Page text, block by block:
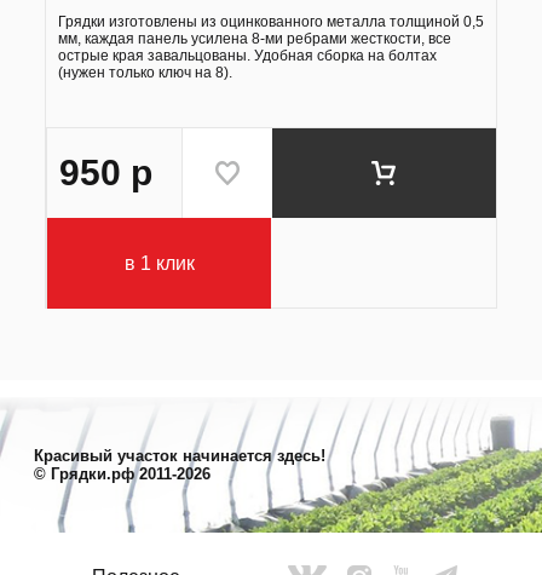
Грядки изготовлены из оцинкованного металла толщиной 0,5
мм, каждая панель усилена 8-ми ребрами жесткости, все
острые края завальцованы. Удобная сборка на болтах
(нужен только ключ на 8).
950 р
в 1 клик
Красивый участок начинается здесь!
© Грядки.рф 2011-2026